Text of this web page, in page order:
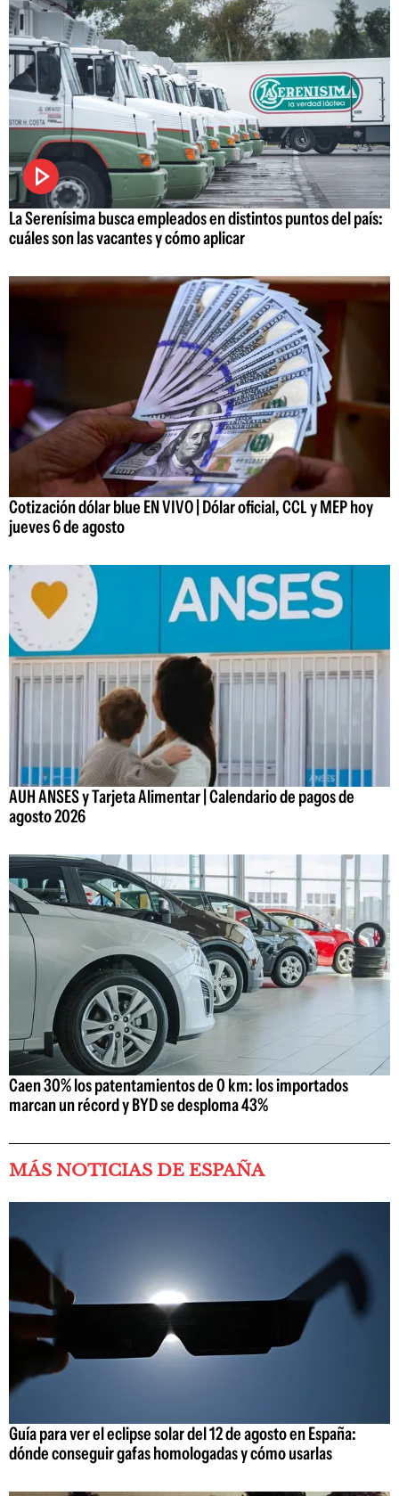
La Serenísima busca empleados en distintos puntos del país:
cuáles son las vacantes y cómo aplicar
Cotización dólar blue EN VIVO | Dólar oficial, CCL y MEP hoy
jueves 6 de agosto
AUH ANSES y Tarjeta Alimentar | Calendario de pagos de
agosto 2026
Caen 30% los patentamientos de 0 km: los importados
marcan un récord y BYD se desploma 43%
MÁS NOTICIAS DE ESPAÑA
Guía para ver el eclipse solar del 12 de agosto en España:
dónde conseguir gafas homologadas y cómo usarlas